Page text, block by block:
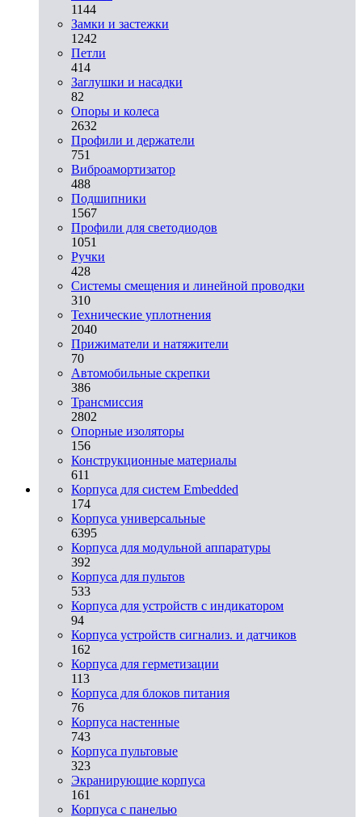
1144
Замки и застежки
1242
Петли
414
Заглушки и насадки
82
Опоры и колеса
2632
Профили и держатели
751
Виброамортизатор
488
Подшипники
1567
Профили для светодиодов
1051
Ручки
428
Системы смещения и линейной проводки
310
Технические уплотнения
2040
Прижиматели и натяжители
70
Автомобильные скрепки
386
Трансмиссия
2802
Опорные изоляторы
156
Конструкционные материалы
611
Корпуса для систем Embedded
174
Корпуса универсальные
6395
Корпуса для модульной аппаратуры
392
Корпуса для пультов
533
Корпуса для устройств с индикатором
94
Корпуса устройств сигнализ. и датчиков
162
Корпуса для герметизации
113
Корпуса для блоков питания
76
Корпуса настенные
743
Корпуса пультовые
323
Экранирующие корпуса
161
Корпуса с панелью